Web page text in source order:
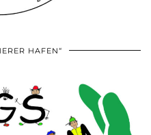
HAFEN“